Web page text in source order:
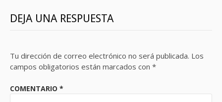
DEJA UNA RESPUESTA
Tu dirección de correo electrónico no será publicada. Los
campos obligatorios están marcados con *
COMENTARIO *